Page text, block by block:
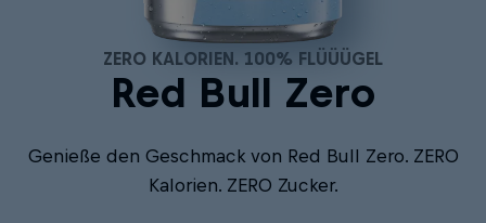
Red Bull Zero
ZERO KALORIEN. 100% FLÜÜÜGEL
Genieße den Geschmack von Red Bull Zero. ZERO
Kalorien. ZERO Zucker.